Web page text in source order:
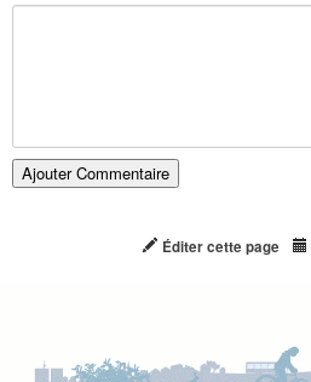
Éditer cette page